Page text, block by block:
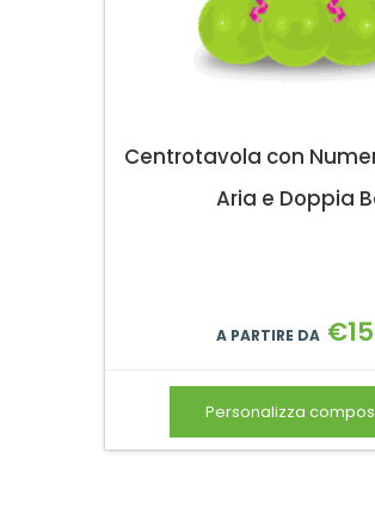
Centrotavola con
Aria e Doppia
A PARTIRE DA €
Personalizza